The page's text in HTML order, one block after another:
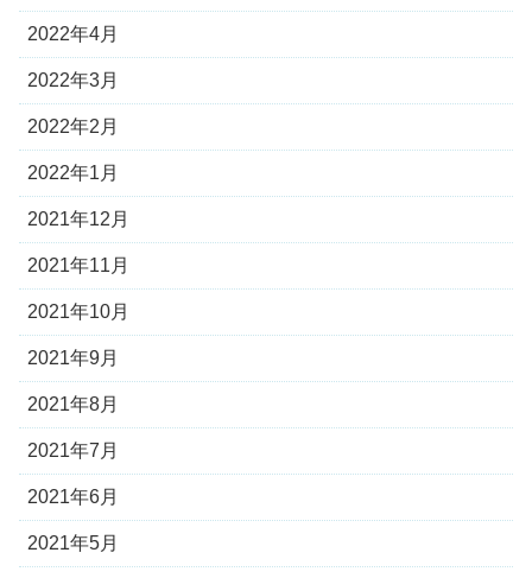
2022年4月
2022年3月
2022年2月
2022年1月
2021年12月
2021年11月
2021年10月
2021年9月
2021年8月
2021年7月
2021年6月
2021年5月